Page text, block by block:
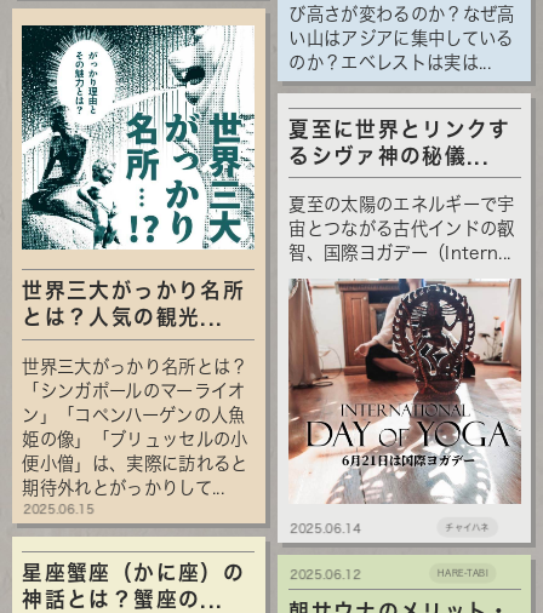
び高さが変わるのか？なぜ高
い山はアジアに集中している
のか？エベレストは実は...
世界三大がっかり名所
とは？人気の観光...
世界三大がっかり名所とは？
「シンガポールのマーライオ
ン」「コペンハーゲンの人魚
姫の像」「ブリュッセルの小
便小僧」は、実際に訪れると
期待外れとがっかりして...
2025.06.15
夏至に世界とリンクす
るシヴァ神の秘儀...
夏至の太陽のエネルギーで宇
宙とつながる古代インドの叡
智、国際ヨガデー（Intern...
2025.06.14 チャイハネ
星座蟹座（かに座）の
神話とは？蟹座の...
2025.06.12 HARE-TABI